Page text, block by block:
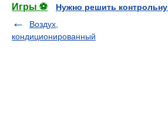
Игры ⚽
Нужно решить
Воздух,
кондиционированный